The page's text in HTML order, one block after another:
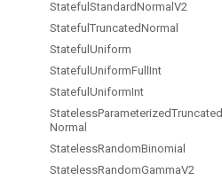
Stateful StandardNormal V2
Stateful TruncatedNormal
Stateful Uniform
Stateful UniformFull Int
Stateful UniformInt
StatelessParameterizedTruncated
Normal
StatelessRandomBinomial
StatelessRandomGammaV2